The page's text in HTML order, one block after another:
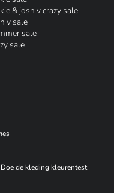
& josh v crazy sale
v sale
sale
sale
de kleding kleurentest